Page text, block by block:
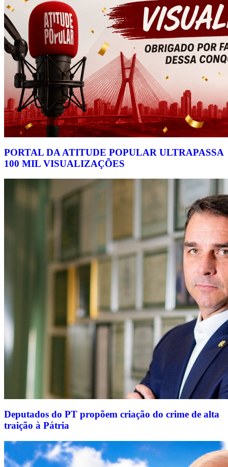
PORTAL DA ATITUDE POPULAR ULTRAPASSA
100 MIL VISUALIZAÇÕES
Deputados do PT propõem criação do crime de alta
traição à Pátria